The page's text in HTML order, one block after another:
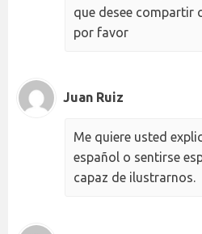
que desee compartir
por favor
Juan Ruiz
Me quiere usted
español o sentirse
capaz de ilustrarnos.